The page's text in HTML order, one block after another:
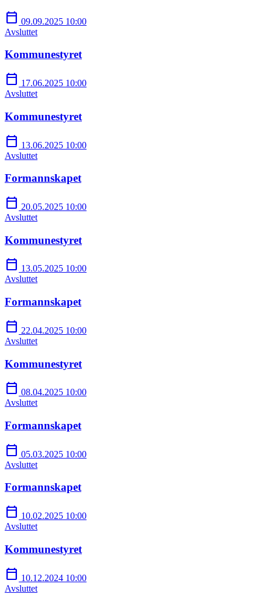
calendar_today 09.09.2025 10:00
Avsluttet
Kommunestyret
calendar_today 17.06.2025 10:00
Avsluttet
Kommunestyret
calendar_today 13.06.2025 10:00
Avsluttet
Formannskapet
calendar_today 20.05.2025 10:00
Avsluttet
Kommunestyret
calendar_today 13.05.2025 10:00
Avsluttet
Formannskapet
calendar_today 22.04.2025 10:00
Avsluttet
Kommunestyret
calendar_today 08.04.2025 10:00
Avsluttet
Formannskapet
calendar_today 05.03.2025 10:00
Avsluttet
Formannskapet
calendar_today 10.02.2025 10:00
Avsluttet
Kommunestyret
calendar_today 10.12.2024 10:00
Avsluttet